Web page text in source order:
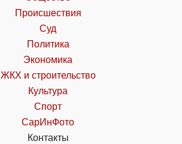
Происшествия
Суд
Политика
Экономика
ЖКХ и строительство
Культура
Спорт
СарИнФото
Контакты